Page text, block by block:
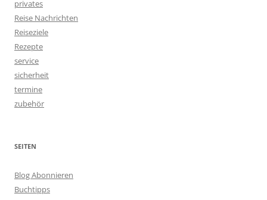
privates
Reise Nachrichten
Reiseziele
Rezepte
service
sicherheit
termine
zubehör
SEITEN
Blog Abonnieren
Buchtipps